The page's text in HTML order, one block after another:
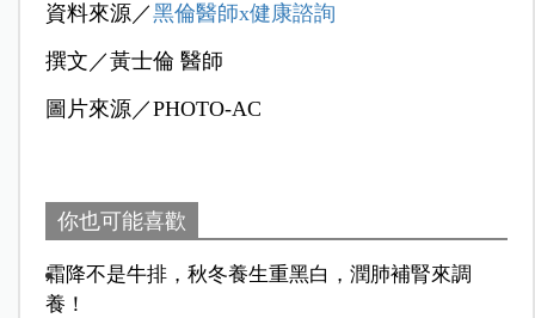
資料來源／黑倫醫師x健康諮詢
撰文／黃士倫 醫師
圖片來源／PHOTO-AC
你也可能喜歡
霜降不是牛排，秋冬養生重黑白，潤肺補腎來調
養！